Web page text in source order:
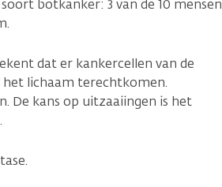
botkanker: 3 van de 10 mensen
dat er kankercellen van de
lichaam terechtkomen.
De kans op uitzaaiingen is het
.